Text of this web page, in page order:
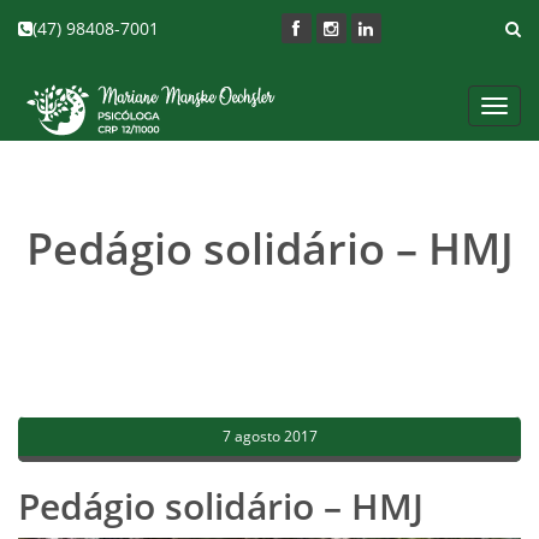
(47) 98408-7001
Pedágio solidário – HMJ
7 agosto 2017
Pedágio solidário – HMJ